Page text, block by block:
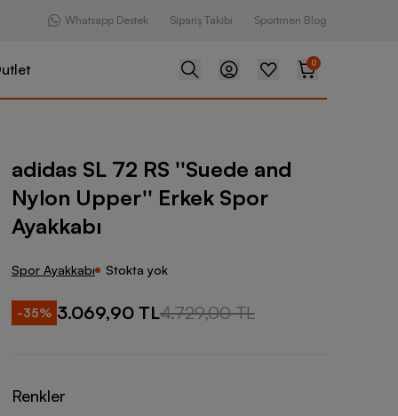
Whatsapp Destek Sipariş Takibi Sportmen Blog
0
RS ''Suede and Nylon Upper'' Erkek Spor Ayakkabı
adidas SL 72 RS ''Suede and
Nylon Upper'' Erkek Spor
Ayakkabı
Spor Ayakkabı Stokta yok
-35% 3.069,90 TL4.729,00 TL
Renkler